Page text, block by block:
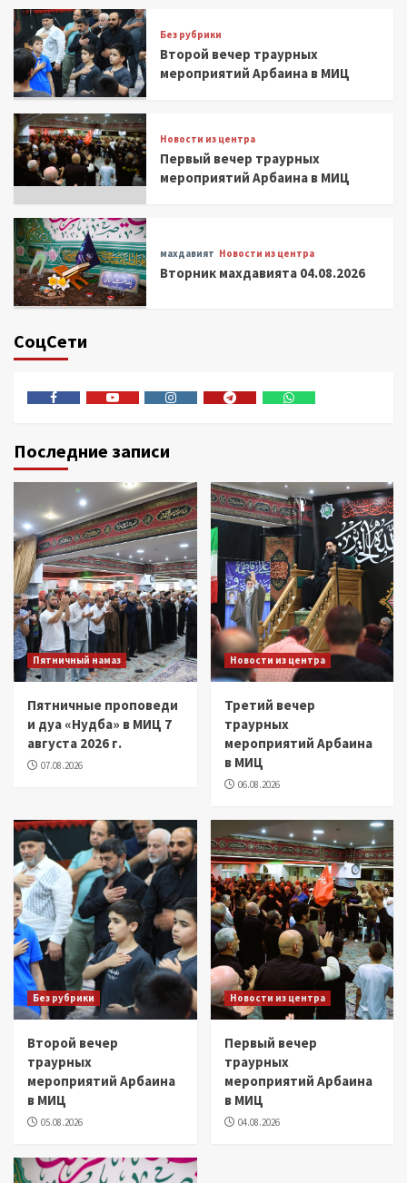
Без рубрики
Второй вечер траурных
мероприятий Арбаина в МИЦ
Новости из центра
Первый вечер траурных
мероприятий Арбаина в МИЦ
махдавият Новости из центра
Вторник махдавията 04.08.2026
СоцСети
Последние записи
Пятничный намаз
Пятничные проповеди
и дуа «Нудба» в МИЦ 7
августа 2026 г.
07.08.2026
Новости из центра
Третий вечер
траурных
мероприятий Арбаина
в МИЦ
06.08.2026
Без рубрики
Второй вечер
траурных
мероприятий Арбаина
в МИЦ
05.08.2026
Новости из центра
Первый вечер
траурных
мероприятий Арбаина
в МИЦ
04.08.2026